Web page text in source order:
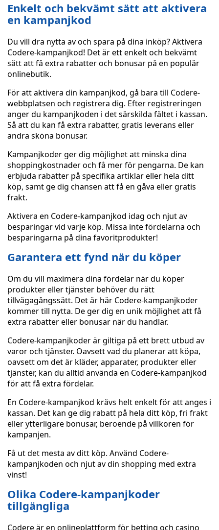
Enkelt och bekvämt sätt att aktivera
en kampanjkod
Du vill dra nytta av och spara på dina inköp? Aktivera
Codere-kampanjkod! Det är ett enkelt och bekvämt
sätt att få extra rabatter och bonusar på en populär
onlinebutik.
För att aktivera din kampanjkod, gå bara till Codere-
webbplatsen och registrera dig. Efter registreringen
anger du kampanjkoden i det särskilda fältet i kassan.
Så att du kan få extra rabatter, gratis leverans eller
andra sköna bonusar.
Kampanjkoder ger dig möjlighet att minska dina
shoppingkostnader och få mer för pengarna. De kan
erbjuda rabatter på specifika artiklar eller hela ditt
köp, samt ge dig chansen att få en gåva eller gratis
frakt.
Aktivera en Codere-kampanjkod idag och njut av
besparingar vid varje köp. Missa inte fördelarna och
besparingarna på dina favoritprodukter!
Garantera ett fynd när du köper
Om du vill maximera dina fördelar när du köper
produkter eller tjänster behöver du rätt
tillvägagångssätt. Det är här Codere-kampanjkoder
kommer till nytta. De ger dig en unik möjlighet att få
extra rabatter eller bonusar när du handlar.
Codere-kampanjkoder är giltiga på ett brett utbud av
varor och tjänster. Oavsett vad du planerar att köpa,
oavsett om det är kläder, apparater, produkter eller
tjänster, kan du alltid använda en Codere-kampanjkod
för att få extra fördelar.
En Codere-kampanjkod krävs helt enkelt för att anges i
kassan. Det kan ge dig rabatt på hela ditt köp, fri frakt
eller ytterligare bonusar, beroende på villkoren för
kampanjen.
Få ut det mesta av ditt köp. Använd Codere-
kampanjkoden och njut av din shopping med extra
vinst!
Olika Codere-kampanjkoder
tillgängliga
Codere är en onlineplattform för betting och casino